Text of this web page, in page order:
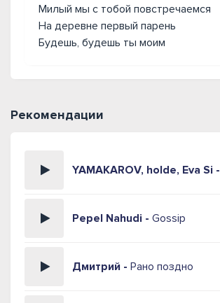
Милый мы с тобой повстречаемся
На деревне первый парень
Будешь, будешь ты моим
Рекомендации
YAMAKAROV, holde, Eva Si -
Pepel Nahudi - Gossip
Дмитрий - Рано поздно